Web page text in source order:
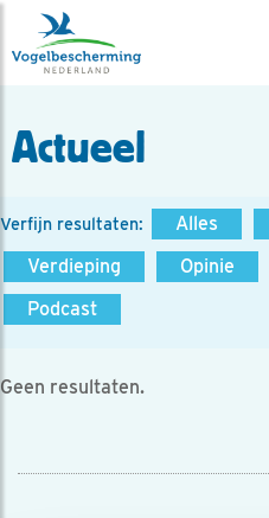
Actueel
Verfijn resultaten: Alles
Verdieping
Opinie
Podcast
Geen resultaten.